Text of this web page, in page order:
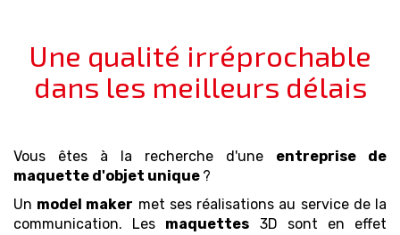
Une qualité irréprochable
dans les meilleurs délais
Vous êtes à la recherche d'une entreprise de
maquette d'objet unique ?
Un model maker met ses réalisations au service de la
communication. Les maquettes 3D sont en effet